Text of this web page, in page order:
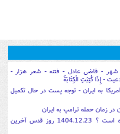
- قاضی عادل - فتنه - شعر هزار -
- إِذَا كُتِبَتِ الْكِتَابَةُ
به ایران - توجه پست در حال تکمیل
زمان حمله ترامپ به ایران
9. چرا ترامپ به ایران حمله کرده است ؟ 1404.12.23 روز قدس آخرین